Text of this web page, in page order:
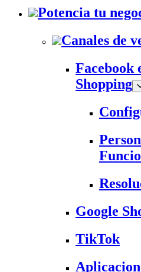
Potencia tu
Canales de
Facebook
Shopping
Google
TikTok